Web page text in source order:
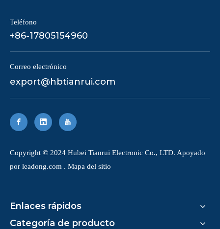
Teléfono
+86-17805154960
Correo electrónico
export@hbtianrui.com
Copyright © 2024 Hubei Tianrui Electronic Co., LTD. Apoyado
por leadong.com . Mapa del sitio
Enlaces rápidos
Categoría de producto